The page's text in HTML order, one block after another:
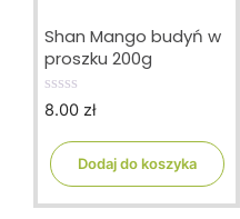
Shan Mango budyń w
proszku 200g
0
o
5
8.00 zł
Dodaj do koszyka